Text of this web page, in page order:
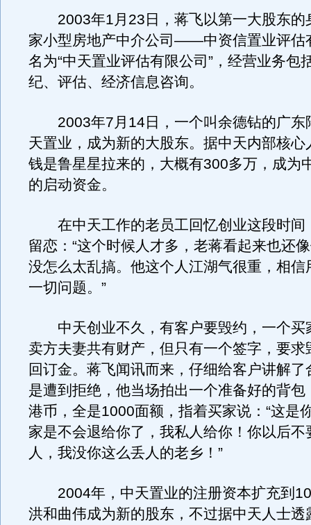
2003年1月23日，蒋飞以第一大股东的
家小型房地产中介公司——中资信置业评估
名为“中天置业评估有限公司”，经营业务包
纪、评估、经济信息咨询。
2003年7月14日，一个叫余德钻的广东
天置业，成为新的大股东。据中天内部核心
钱是鲁星星拉来的，大概有300多万，成为
的启动资金。
在中天工作的老员工回忆创业这段时间
留恋：“这个时候人才多，老蒋看起来也还
没怎么太乱搞。他这个人江湖气很重，相信
一切问题。”
中天创业不久，有客户要毁约，一个买
卖方夫妻共有财产，但只有一个签字，要求
回订金。蒋飞闻讯而来，仔细给客户讲解了
是遭到拒绝，他当场拍出一个准备好的背包
港币，全是1000面额，指着买家说：“这是
家是不会退给你了，我私人给你！你以后不
人，我没你这么丢人的老乡！”
2004年，中天置业的注册资本扩充到
洪和曲伟成为新的股东，不过据中天人士透